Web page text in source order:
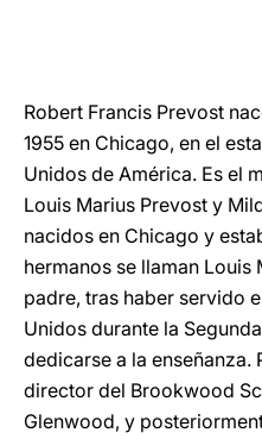
Robert Francis Prevost
1955 en Chicago, en el
Unidos de América. Es el
Louis Marius Prevost y
nacidos en Chicago y
hermanos se llaman Louis
padre, tras haber servido
Unidos durante la
dedicarse a la
director del Brookwood
Glenwood, y